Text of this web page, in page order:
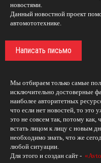
новостями.
Данный новостной проект
автомототехнике.
Написать письмо
Мы отбираем только самые
исключительно достоверные
наиболее авторитетных
что если нет новостей, то это
это не совсем так, потому
встать лицом к лицу с новым
необходимо знать, что же
любой ситуации.
Для этого и создан сайт -